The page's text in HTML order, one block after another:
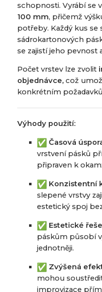
schopnosti. Vyrábí se
100 mm, přičemž
potřeby. Každý kus se
sádrokartonových
se zajistí jeho pevnost
Počet vrstev lze zvolit
objednávce,což
konkrétním
Výhody použití:
Časová
vrstvení pásků
připraven k
Konzistentní
slepené vrstvy
estetický spoj
Estetické
páskům působí
jednotněji.
Zvýšená
mohou
improvizace